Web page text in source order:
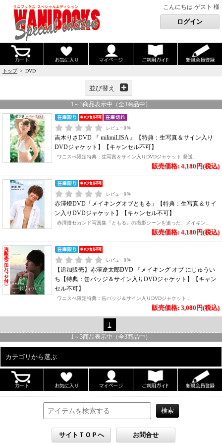
こんにちは ゲスト 様
トップ> DVD
並び替え
1 ～ 3商品表示中（全3商品中）
レビュー0件
吉木りさDVD 『 milimiLISA 』【特典：生写真＆サイン入り
DVDジャケット】【キャンセル不可】
ワニスぺ限定特典：生写真＆サイン入りDVDジャケット 発送..
販売価格: 4,180円(税込)
レビュー0件
赤澤燈DVD「メイキングオブともる」【特典：生写真＆サイ
ン入りDVDジャケット】【キャンセル不可】
赤澤燈セカンド写真集『ともる』の撮影シーンを追った、メイキン..
販売価格: 4,180円(税込)
レビュー0件
【追加販売】赤澤遼太郎DVD 『メイキング オブ にじゅうい
ち【特典：缶バッジ＆サイン入りDVDジャケット】【キャン
セル不可】
ワニスぺ限定特典：缶バッジ＆サイン入りDVDジャケット ..
販売価格: 3,080円(税込)
1
1 ～ 3商品表示中（全3商品中）
カテゴリから選ぶ
ALL
男性写真集